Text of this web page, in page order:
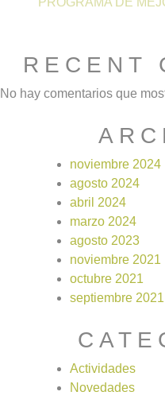
PROGRAMA
RECENT
No hay comentarios que
noviembre 2024
agosto 2024
abril 2024
marzo 2024
agosto 2023
noviembre 2021
octubre 2021
septiembre 2021
Actividades
Novedades